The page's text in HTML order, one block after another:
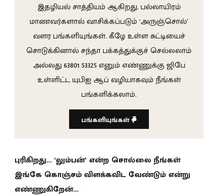
இதழியல் சாத்தியம் ஆகிறது. பல்லாயிரம்
மாணவர்களால் வாசிக்கப்படும் ‘அருஞ்சொல்’
வளர பங்களியுங்கள். கீழே உள்ள சுட்டியைச்
சொடுக்கினால் சந்தா பக்கத்துக்குச் செல்லலாம்
அல்லது 63801 53325 எனும் எண்ணுக்கு ஜிபே
உள்ளிட்ட யுபிஐ ஆப் வழியாகவும் நீங்கள்
பங்களிக்கலாம்.
பங்களியுங்கள்
புரிகிறது… ‘லும்பன்’ என்ற சொல்லை நீங்கள்
இங்கே கொஞ்சம் விளக்கவிட வேண்டும் என்று
எண்ணுகிறேன்…